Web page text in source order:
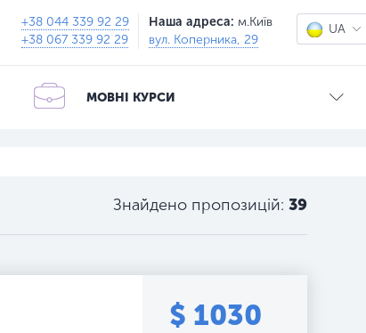
+38 044 339 92 29
+38 067 339 92 29
Наша адреса: м.Київ
вул. Коперника, 29
UA
МОВНІ КУРСИ
Знайдено пропозицій: 39
$ 1030